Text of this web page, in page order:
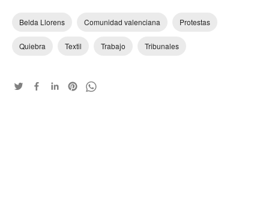
Belda Llorens Comunidad valenciana Protestas
Quiebra Textil Trabajo Tribunales